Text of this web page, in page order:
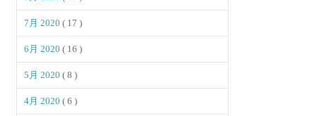
7月 2020( 17 )
6月 2020( 16 )
5月 2020( 8 )
4月 2020( 6 )